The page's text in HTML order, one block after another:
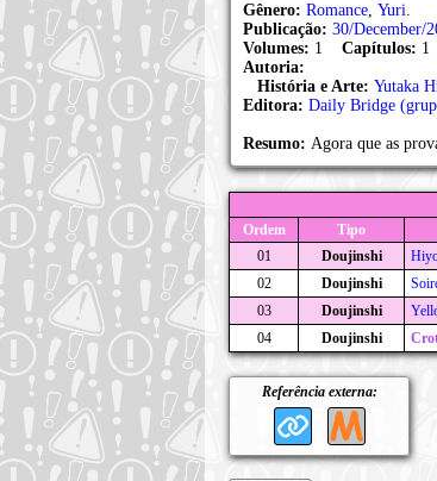
Gênero: Romance, Yuri.
Publicação: 30/December/
Volumes: 1 Capítulos: 1
Autoria:
História e Arte: Yutaka
Editora: Daily Bridge
Resumo: Agora que as
Ordem
Tipo
01
Doujinshi
02
Doujinshi
03
Doujinshi
04
Doujinshi
Referência externa: